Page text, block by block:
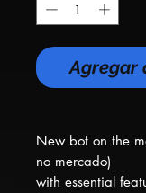
Agregar
New bot on the
no mercado)
with essential